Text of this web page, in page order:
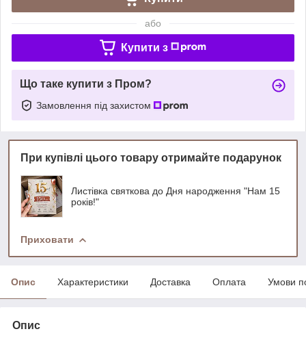
або
Купити з
Що таке купити з Пром?
Замовлення під захистом
При купівлі цього товару отримайте подарунок
Листівка святкова до Дня народження "Нам 15
років!"
Приховати
Опис Характеристики Доставка Оплата Умови
Опис